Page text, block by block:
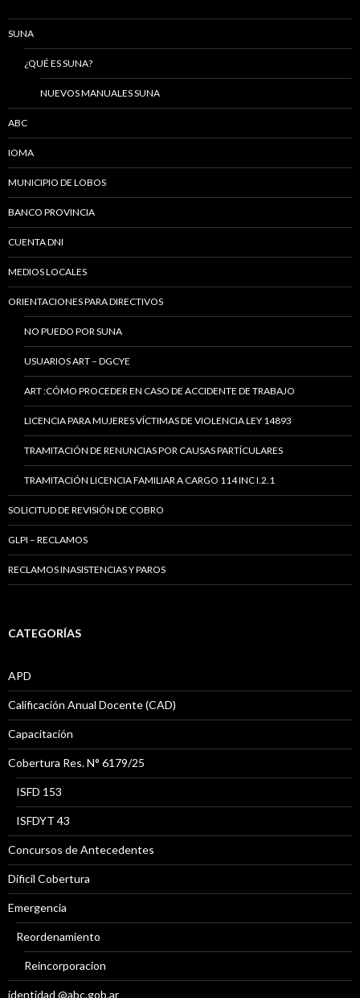
SUNA
¿QUÉ ES SUNA?
NUEVOS MANUALES SUNA
ABC
IOMA
MUNICIPIO DE LOBOS
BANCO PROVINCIA
CUENTA DNI
MEDIOS LOCALES
ORIENTACIONES PARA DIRECTIVOS
NO PUEDO POR SUNA
USUARIOS ART – DGCYE
ART :CÓMO PROCEDER EN CASO DE ACCIDENTE DE TRABAJO
LICENCIA PARA MUJERES VÍCTIMAS DE VIOLENCIA LEY 14893
TRAMITACIÓN DE RENUNCIAS POR CAUSAS PARTÍCULARES
TRAMITACIÓN LICENCIA FAMILIAR A CARGO 114 INC I.2.1
SOLICITUD DE REVISIÓN DE COBRO
GLPI – RECLAMOS
RECLAMOS INASISTENCIAS Y PAROS
CATEGORÍAS
APD
Calificación Anual Docente (CAD)
Capacitación
Cobertura Res. N° 6179/25
ISFD 153
ISFDYT 43
Concursos de Antecedentes
Díficil Cobertura
Emergencia
Reordenamiento
Reincorporacion
identidad @abc.gob.ar